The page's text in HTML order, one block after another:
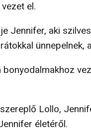
el.
Jennifer, aki
ünnepelnek,
bonyodalmakhoz
Lollo,
életéről.